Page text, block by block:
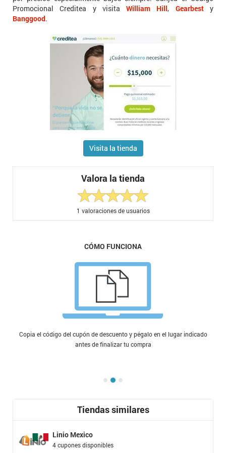
Promocional Creditea y visitaWilliam Hill, Gearbesty
Banggood.
Visita la tienda
Valora la tienda
1 valoraciones de usuarios
CÓMO FUNCIONA
Copia el código del cupón de descuento y pégalo en el lugar indicado
antes de finalizar tu compra
Tiendas similares
Linio Mexico
4 cupones disponibles